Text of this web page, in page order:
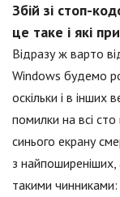
Збій зі стоп-
це таке і які
Відразу ж варто
Windows будемо
оскільки і в інших
помилки на всі
синього екрану
з найпоширеніших,
такими чинниками: